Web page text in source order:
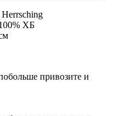
ХБ
привозите и